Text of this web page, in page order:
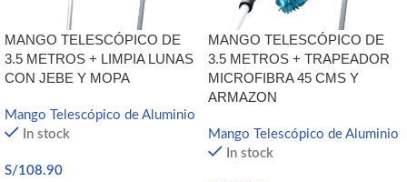
MANGO TELESCÓPICO DE
3.5 METROS + LIMPIA LUNAS
CON JEBE Y MOPA
Mango Telescópico de Aluminio
In stock
S/108.90
MANGO TELESCÓPICO DE
3.5 METROS + TRAPEADOR
MICROFIBRA 45 CMS Y
ARMAZON
Mango Telescópico de Aluminio
In stock